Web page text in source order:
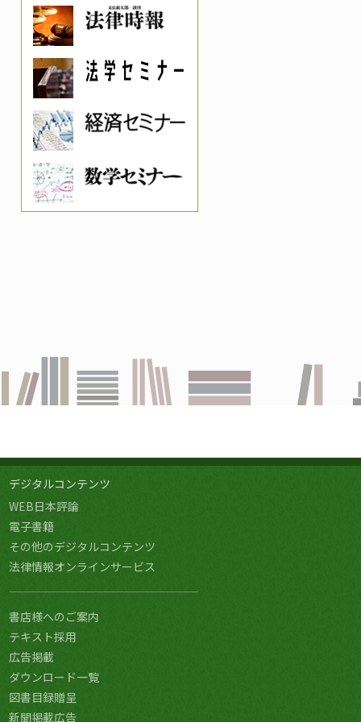
デジタルコンテンツ
WEB日本評論
電子書籍
その他のデジタルコンテンツ
法律情報オンラインサービス
書店様へのご案内
テキスト採用
広告掲載
ダウンロード一覧
図書目録贈呈
新聞掲載広告